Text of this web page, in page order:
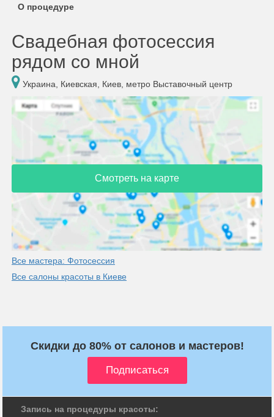
О процедуре
Свадебная фотосессия
рядом со мной
Украина, Киевская, Киев, метро Выставочный центр
Смотреть на карте
Все мастера: Фотосессия
Все салоны красоты в Киеве
Скидки до 80% от салонов и мастеров!
Запись на процедуры красоты: